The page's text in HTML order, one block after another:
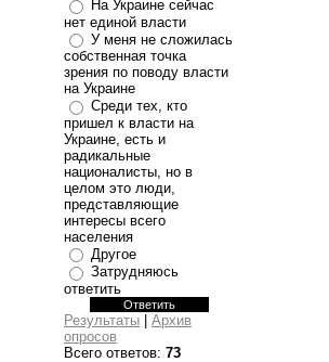
На Украине сейчас
нет единой власти
У меня не сложилась
собственная точка
зрения по поводу власти
на Украине
Среди тех, кто
пришел к власти на
Украине, есть и
радикальные
националисты, но в
целом это люди,
представляющие
интересы всего
населения
Другое
Затрудняюсь
ответить
Результаты
Архив
опросов
Всего ответов: 73